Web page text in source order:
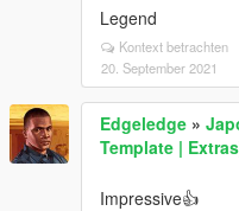
Legend
Kontext betrachten
20. September 2021
Edgeledge »
Template |
Impressive👍